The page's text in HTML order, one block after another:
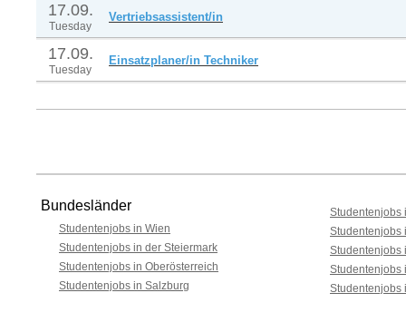
17.09.
Tuesday
Vertriebsassistent/in
17.09.
Tuesday
Einsatzplaner/in Techniker
Bundesländer
Studentenjobs in Wien
Studentenjobs in der Steiermark
Studentenjobs in Oberösterreich
Studentenjobs in Salzburg
Studentenjobs
Studentenjobs
Studentenjobs
Studentenjobs
Studentenjobs